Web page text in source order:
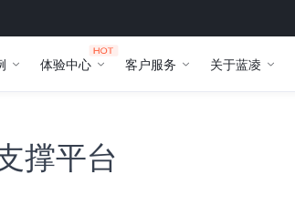
体验中心 客户服务 关于蓝凌
撑平台